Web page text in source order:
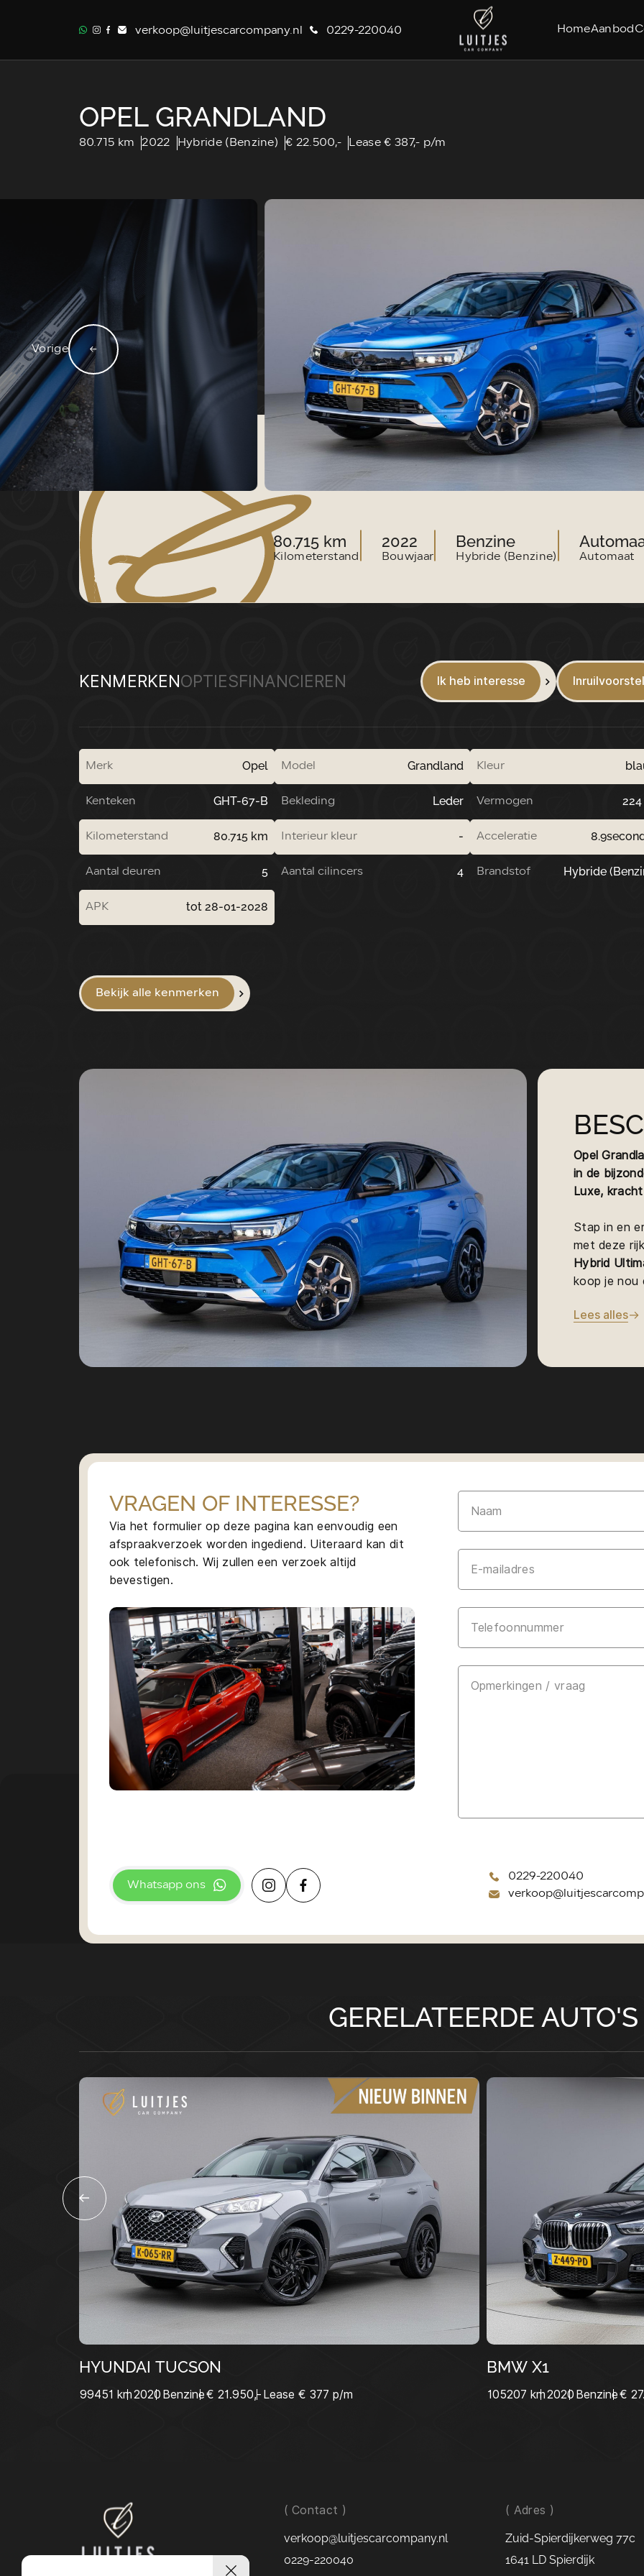
verkoop@luitjescarcompany.nl 0229-220040 HomeAanbod
DIENSTEN
VACATURES
VERKOCHT
CONTACT:
OPEL GRANDLAND
80.715 km 2022 Hybride (Benzine) € 22.500,- Lease € 387,- p/m
Vorige
80.715 km
Kilometerstand
2022
Bouwjaar
Benzine
Hybride (Benzine) Automaat
KENMERKENOPTIESFINANCIEREN Ik heb interesse Inruilvoorstel
Merk Opel Model Grandland Kleur
Kenteken GHT-67-B Bekleding Leder Vermogen 224
Kilometerstand 80.715 km Interieur kleur - Acceleratie
Aantal deuren 5 Aantal cilincers 4 Brandstof Hybride
APK tot 28-01-2028
Bekijk alle kenmerken
Opel
in de
Luxe,
Stap in en
met deze
Hybrid
koop je nou
Dankzij de
ideaal voor
elektrische
een
begint.
ontspannen
flexibiliteit
Deze
zeer nette
standaard
Highlights
✔ 360°
✔ Luxe
✔
✔
✔ Apple
12inch
✔
✔ Blind
✔
✔
jouw ideale
Lees alles
VRAGEN OF INTERESSE?
Via het formulier op deze pagina kan eenvoudig een
afspraakverzoek worden ingediend. Uiteraard kan dit
ook telefonisch. Wij zullen een verzoek altijd
bevestigen.
Whatsapp ons
0229-220040
GERELATEERDE AUTO'S
HYUNDAI TUCSON
99451 km2020 Benzine€ 21.950,- Lease € 377 p/m
BMW X1
105207 km2020 Benzine€
( Contact )
verkoop@luitjescarcompany.nl
0229-220040
( Adres )
Zuid-Spierdijkerweg 77c
1641 LD Spierdijk